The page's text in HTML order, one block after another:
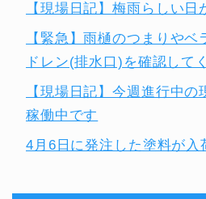
【現場日記】梅雨らしい日
【緊急】雨樋のつまりや
ドレン(排水口)を確認して
【現場日記】今週進行中
稼働中です
4月6日に発注した塗料が入